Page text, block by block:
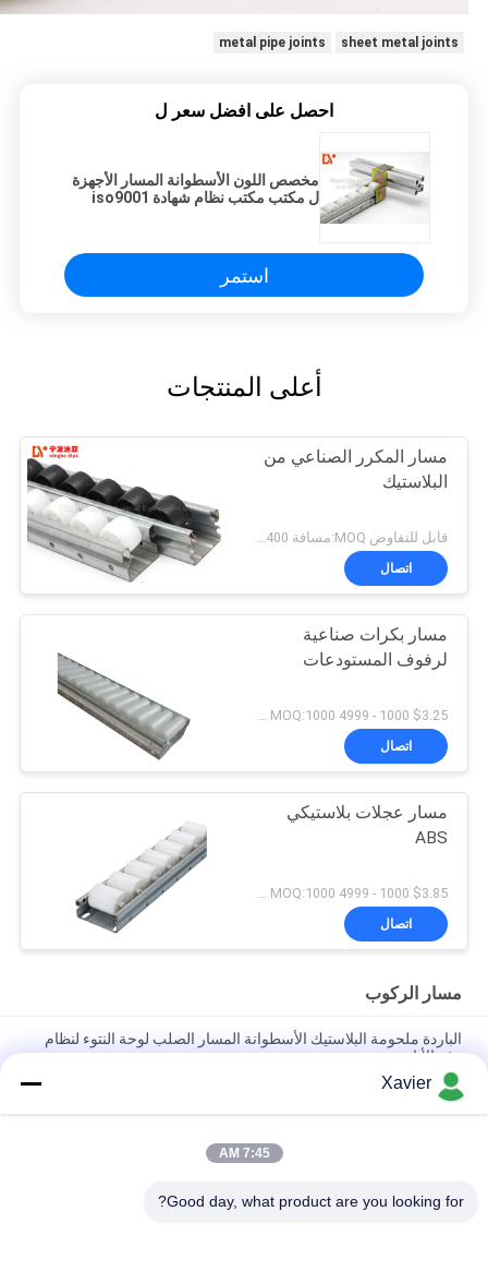
sheet metal joints
metal pipe joints
احصل على افضل سعر ل
مخصص اللون الأسطوانة المسار الأجهزة
ل مكتب مكتب نظام شهادة iso9001
استمر
أعلى المنتجات
مسار المكرر الصناعي من
البلاستيك
قابل للتفاوض MOQ:مسافة 400 متر
اتصال
مسار بكرات صناعية
لرفوف المستودعات
اتصال
مسار عجلات بلاستيكي
ABS
اتصال
مسار الركوب
الباردة ملحومة البلاستيك الأسطوانة المسار الصلب لوحة النتوء لنظام
رف الأنابيب
الأنابيب
Xavier
7:45 AM
Good day, what product are you looking for?